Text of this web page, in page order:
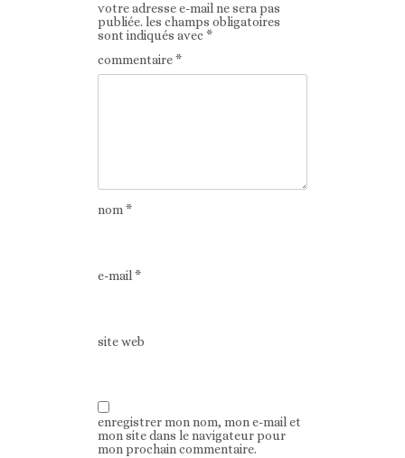
votre adresse e-mail ne sera pas
publiée. les champs obligatoires
sont indiqués avec*
commentaire*
nom*
e-mail*
site web
enregistrer mon nom, mon e-mail et
mon site dans le navigateur pour
mon prochain commentaire.